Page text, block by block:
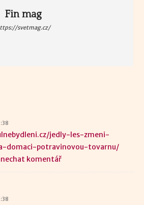
Fin mag
svetmag.cz/
jedly-les-zmeni-
domaci-potravinovou-tovarnu/
komentář